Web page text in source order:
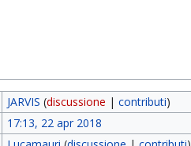
JARVIS (discussione | contributi)
17:13, 22 apr 2018